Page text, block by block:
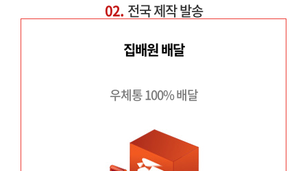
02. 전국 제작 발송
집배원 배달
우체통 100% 배달